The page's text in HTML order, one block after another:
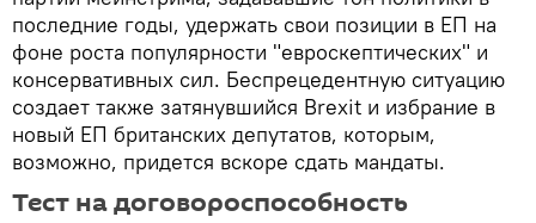
последние годы, удержать свои позиции в ЕП на
фоне роста популярности "евроскептических" и
консервативных сил. Беспрецедентную ситуацию
создает также затянувшийся Brexit и избрание в
новый ЕП британских депутатов, которым,
возможно, придется вскоре сдать мандаты.
Тест на договороспособность